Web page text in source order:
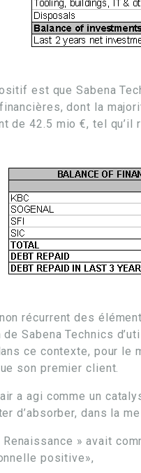
est que Sabena
dont la
de 42.5 mio €, tel
récurrent des
Sabena Technics
ce contexte, pour
son premier client.
a agi comme un
d’absorber, dans la
Renaissance » avait
positive»,